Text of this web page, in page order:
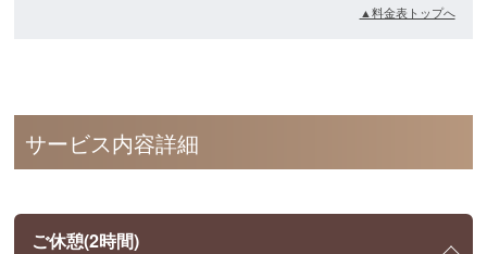
▲料金表トップへ
サービス内容詳細
ご休憩(2時間)